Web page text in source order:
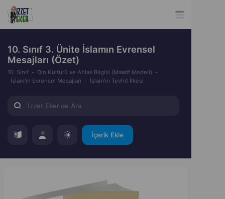
10. Sınıf 3. Ünite İslamın Evrensel
Mesajları (Özet)
10. Sınıf
Din Kültürü ve Ahlak Bilgisi (Maarif Modeli)
İslam'ın Evrensel Mesajları
İslam’ın Tevhit İlkesi
İçerik Ekle